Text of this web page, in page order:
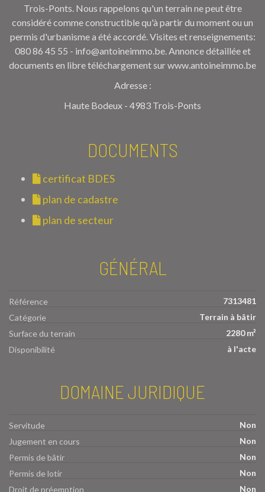
Trois-Ponts. Nous rappelons qu'un terrain ne peut être
considéré comme constructible qu'à partir du moment ou un
permis d'urbanisme a été accordé. Visites et renseignements:
080 86 45 55 - info@antoineimmo.be. Annonce détaillée et
documents en libre téléchargement sur www.antoineimmo.be
Adresse :
Haute Bodeux - 4983 Trois-Ponts
DOCUMENTS
certificat BDES
plan de cadastre
plan de secteur
GÉNÉRAL
Référence
7313481
Catégorie
Terrain à bâtir
Surface du terrain
2280 m²
Disponibilité
à l'acte
DOMAINE JURIDIQUE
Servitude
Non
Jugement en cours
Non
Permis de bâtir
Non
Permis de lotir
Non
Droit de préemption
Non